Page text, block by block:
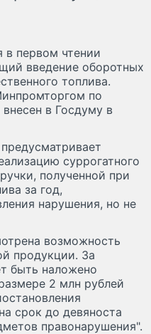
в первом чтении
введение оборотных
топлива.
по
в Госдуму в
суррогатного
полученной при
за год,
нарушения, но не
возможность
продукции. За
быть наложено
2 млн рублей
срок до девяноста
правонарушения".